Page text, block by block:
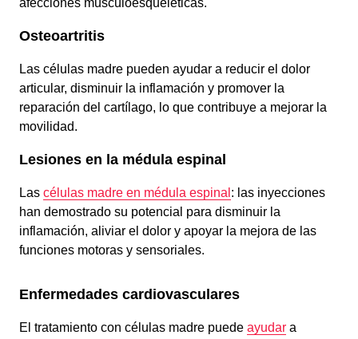
afecciones musculoesqueléticas.
Osteoartritis
Las células madre pueden ayudar a reducir el dolor
articular, disminuir la inflamación y promover la
reparación del cartílago, lo que contribuye a mejorar la
movilidad.
Lesiones en la médula espinal
Las células madre en médula espinal : las inyecciones
han demostrado su potencial para disminuir la
inflamación, aliviar el dolor y apoyar la mejora de las
funciones motoras y sensoriales.
Enfermedades cardiovasculares
El tratamiento con células madre puede ayudar a